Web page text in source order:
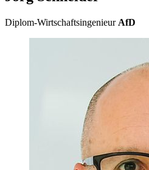
Diplom-Wirtschaftsingenieur AfD